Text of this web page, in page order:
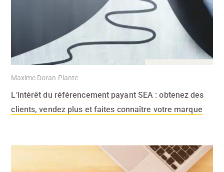
Maxime Doran-Plante
L’intérêt du référencement payant SEA : obtenez des
clients, vendez plus et faites connaître votre marque